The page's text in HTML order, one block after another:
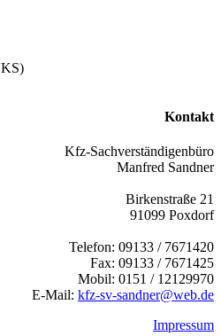
Kontakt
Kfz-Sachverständigenbüro
Manfred Sandner
Birkenstraße 21
91099 Poxdorf
Telefon: 09133 / 7671420
Fax: 09133 / 7671425
Mobil: 0151 / 12129970
E-Mail: kfz-sv-sandner@web.de
Impressum